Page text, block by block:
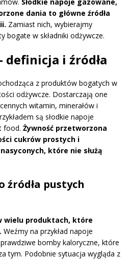
dania to główne źródła
Zamiast nich, wybierajmy
bogate w składniki odżywcze.
definicja i źródła
z produktów bogatych w
odżywcze. Dostarczają one
witamin, minerałów i
są słodkie napoje
food. Żywność przetworzona
cukrów prostych i
które nie służą
źródła pustych
wielu produktach, które
Weźmy na przykład napoje
bomby kaloryczne, które
tym. Podobnie sytuacja wygląda z